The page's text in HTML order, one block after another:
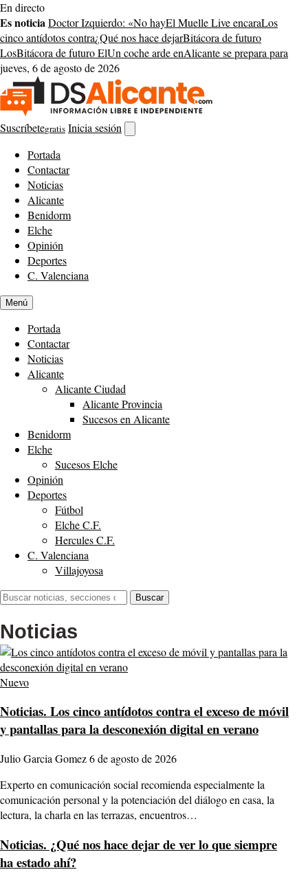
Saltar
al
contenido
En directo
Es noticiaDoctor Izquierdo: «No hayEl Muelle Live encaraLos
cinco antídotos contra¿Qué nos hace dejarBitácora de futuro
LosBitácora de futuro ElUn coche arde enAlicante se prepara para
jueves, 6 de agosto de 2026
Suscríbetegratis Inicia sesión
buscador
Portada
Contactar
Noticias
Alicante
Benidorm
Elche
Opinión
Deportes
C. Valenciana
Menú
Portada
Contactar
Noticias
Alicante
Alicante Ciudad
Alicante Provincia
Sucesos en Alicante
Benidorm
Elche
Sucesos Elche
Opinión
Deportes
Fútbol
Elche C.F.
Hercules C.F.
C. Valenciana
Villajoyosa
Buscar:
Buscar
Noticias
Nuevo
Noticias. Los cinco antídotos contra el exceso de móvil
y pantallas para la desconexión digital en verano
Julio Garcia Gomez6 de agosto de 2026
Experto en comunicación social recomienda especialmente la
comunicación personal y la potenciación del diálogo en casa, la
lectura, la charla en las terrazas, encuentros…
Noticias. ¿Qué nos hace dejar de ver lo que siempre
ha estado ahí?